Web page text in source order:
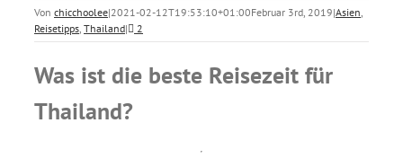
Von chicchoolee|2021-02-12T19:53:10+01:00Februar 3rd, 2019|Asien
Reisetipps Thailand| 2
Was ist die beste Reisezeit für
Thailand?